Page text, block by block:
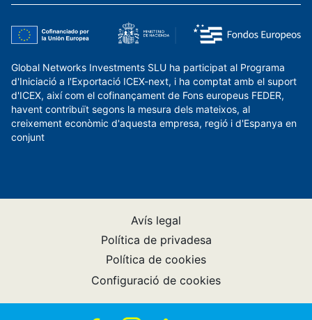
Global Networks Investments SLU ha participat al Programa
d'Iniciació a l'Exportació ICEX-next, i ha comptat amb el suport
d'ICEX, així com el cofinançament de Fons europeus FEDER,
havent contribuït segons la mesura dels mateixos, al
creixement econòmic d'aquesta empresa, regió i d'Espanya en
conjunt
Avís legal
Política de privadesa
Política de cookies
Configuració de cookies